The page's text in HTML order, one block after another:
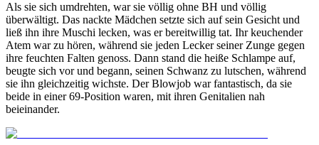
Als sie sich umdrehten, war sie völlig ohne BH und völlig
überwältigt. Das nackte Mädchen setzte sich auf sein Gesicht und
ließ ihn ihre Muschi lecken, was er bereitwillig tat. Ihr keuchender
Atem war zu hören, während sie jeden Lecker seiner Zunge gegen
ihre feuchten Falten genoss. Dann stand die heiße Schlampe auf,
beugte sich vor und begann, seinen Schwanz zu lutschen, während
sie ihn gleichzeitig wichste. Der Blowjob war fantastisch, da sie
beide in einer 69-Position waren, mit ihren Genitalien nah
beieinander.